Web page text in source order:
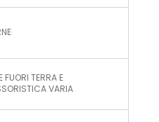
FUORI TERRA E
VARIA